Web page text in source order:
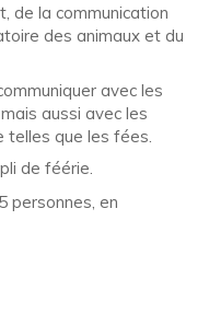
de la communication
des animaux et du
avec les
aussi avec les
telles que les fées.
de féérie.
personnes, en